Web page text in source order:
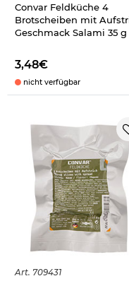
Convar Feldküche 4
Brotscheiben mit
Geschmack Salami 35 g
3,48€
nicht verfügbar
Art. 709431